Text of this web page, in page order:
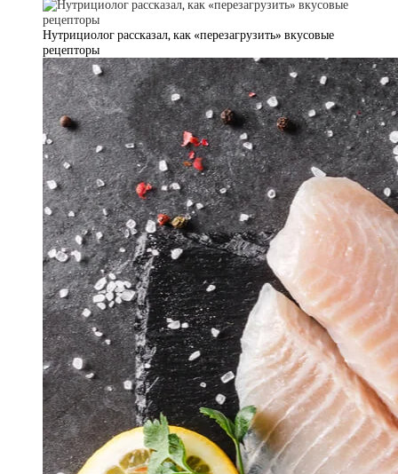
Нутрициолог рассказал, как «перезагрузить» вкусовые
рецепторы